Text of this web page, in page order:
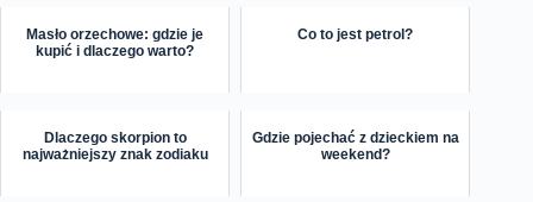
Masło orzechowe: gdzie je
kupić i dlaczego warto?
Co to jest petrol?
Dlaczego skorpion to
najważniejszy znak zodiaku
Gdzie pojechać z dzieckiem na
weekend?